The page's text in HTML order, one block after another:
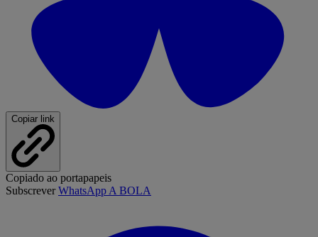
Copiar link
Copiado ao portapapeis
SubscreverWhatsApp A BOLA